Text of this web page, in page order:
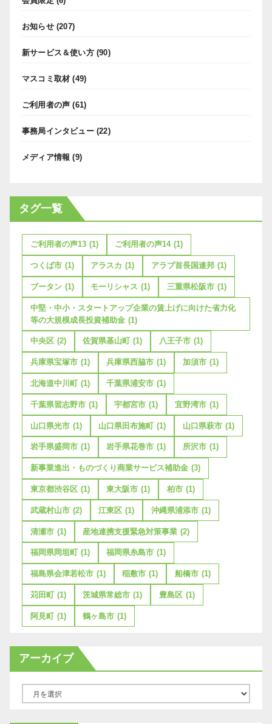
お知らせ(207)
新サービス＆使い方(90)
マスコミ取材 (49)
ご利用者の声 (61)
事務局インタビュー(22)
メディア情報 (9)
タグ一覧
ご利用者の声13 (1) ご利用者の声14 (1)
つくば市 (1) アラスカ (1) アラブ首長国連邦 (1)
ブータン (1) モーリシャス (1) 三重県松阪市 (1)
中堅・中小・スタートアップ企業の賃上げに向けた省力化
等の大規模成長投資補助金 (1)
中央区 (2) 佐賀県基山町 (1) 八王子市 (1)
兵庫県宝塚市 (1) 兵庫県西脇市 (1) 加須市 (1)
北海道中川町 (1) 千葉県浦安市 (1)
千葉県習志野市 (1) 宇都宮市 (1) 宜野湾市 (1)
山口県光市 (1) 山口県田布施町 (1) 山口県萩市 (1)
岩手県盛岡市 (1) 岩手県花巻市 (1) 所沢市 (1)
新事業進出・ものづくり商業サービス補助金 (3)
東京都渋谷区 (1) 東大阪市 (1) 柏市 (1)
武蔵村山市 (2) 江東区 (1) 沖縄県浦添市 (1)
清瀬市 (1) 産地連携支援緊急対策事業 (2)
福岡県岡垣町 (1) 福岡県糸島市 (1)
福島県会津若松市 (1) 稲敷市 (1) 船橋市 (1)
苅田町 (1) 茨城県常総市 (1) 豊島区 (1)
阿見町 (1) 鶴ヶ島市 (1)
アーカイブ